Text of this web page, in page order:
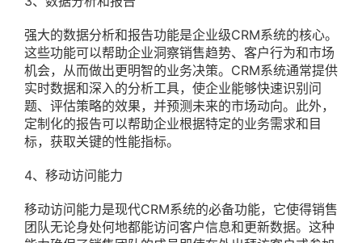
强大的数据分析和报告功能是企业级CRM系统的核心。
这些功能可以帮助企业洞察销售趋势、客户行为和市场
机会，从而做出更明智的业务决策。CRM系统通常提供
实时数据和深入的分析工具，使企业能够快速识别问
题、评估策略的效果，并预测未来的市场动向。此外，
定制化的报告可以帮助企业根据特定的业务需求和目
标，获取关键的性能指标。
4、移动访问能力
移动访问能力是现代CRM系统的必备功能，它使得销售
团队无论身处何地都能访问客户信息和更新数据。这种